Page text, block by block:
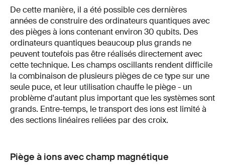
De cette manière, il a été possible ces dernières
années de construire des ordinateurs quantiques avec
des pièges à ions contenant environ 30 qubits. Des
ordinateurs quantiques beaucoup plus grands ne
peuvent toutefois pas être réalisés directement avec
cette technique. Les champs oscillants rendent difficile
la combinaison de plusieurs pièges de ce type sur une
seule puce, et leur utilisation chauffe le piège - un
problème d'autant plus important que les systèmes sont
grands. Entre-temps, le transport des ions est limité à
des sections linéaires reliées par des croix.
Piège à ions avec champ magnétique